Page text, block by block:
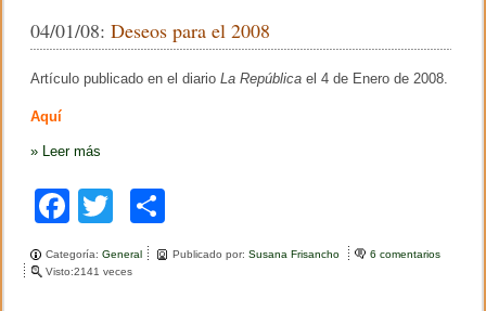
b
o
k
ar
tir
o
n
i
o
b
e
l
04/01/08:Deseos para el 2008
Artículo publicado en el diarioLa Repúblicael 4 de Enero de 2008.
Aquí
» Leer más
F
a
c
wi
tt
o
Categoría:General Publicado por:Susana Frisancho 6 comentarios
Visto:2141 veces